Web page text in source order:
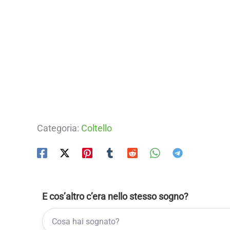
Categoria: Coltello
E cos’altro c’era nello stesso sogno?